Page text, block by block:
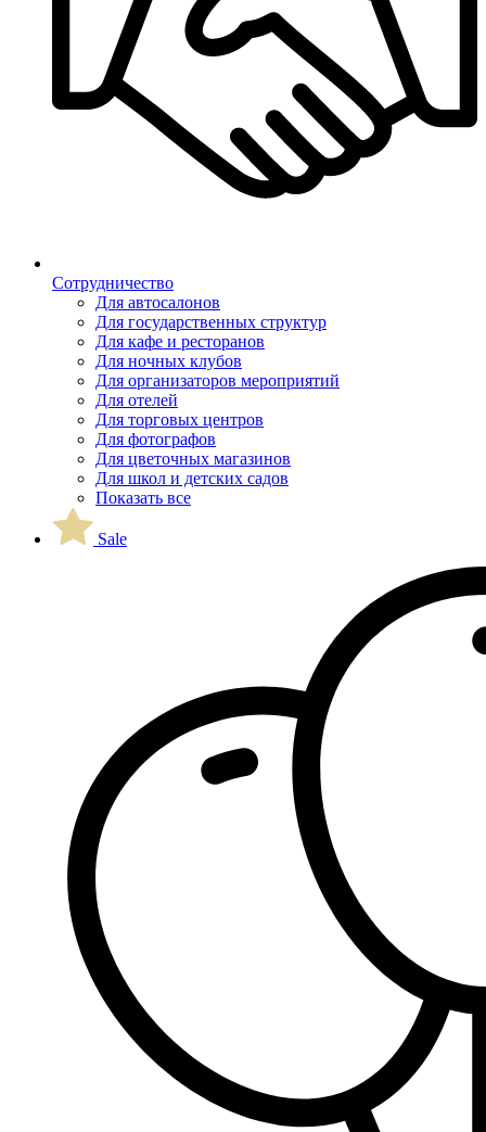
Сотрудничество
Для автосалонов
Для государственных структур
Для кафе и ресторанов
Для ночных клубов
Для организаторов мероприятий
Для отелей
Для торговых центров
Для фотографов
Для цветочных магазинов
Для школ и детских садов
Показать все
Sale